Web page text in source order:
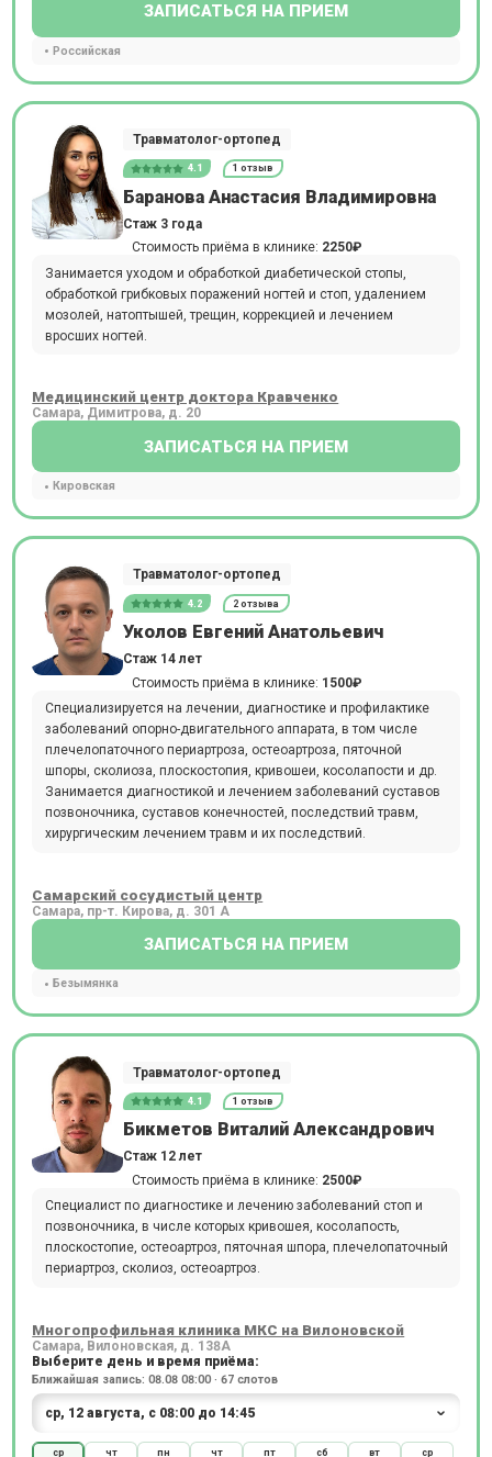
ЗАПИСАТЬСЯ НА ПРИЕМ
Российская
Травматолог-ортопед
4.1 1 отзыв
Баранова Анастасия Владимировна
Стаж 3 года
Стоимость приёма в клинике: 2250₽
Занимается уходом и обработкой диабетической стопы,
обработкой грибковых поражений ногтей и стоп, удалением
мозолей, натоптышей, трещин, коррекцией и лечением
вросших ногтей.
Медицинский центр доктора Кравченко
Самара, Димитрова, д. 20
ЗАПИСАТЬСЯ НА ПРИЕМ
Кировская
Травматолог-ортопед
4.2 2 отзыва
Уколов Евгений Анатольевич
Стаж 14 лет
Стоимость приёма в клинике: 1500₽
Специализируется на лечении, диагностике и профилактике
заболеваний опорно-двигательного аппарата, в том числе
плечелопаточного периартроза, остеоартроза, пяточной
шпоры, сколиоза, плоскостопия, кривошеи, косолапости и др.
Занимается диагностикой и лечением заболеваний суставов
позвоночника, суставов конечностей, последствий травм,
хирургическим лечением травм и их последствий.
Самарский сосудистый центр
Самара, пр-т. Кирова, д. 301 А
ЗАПИСАТЬСЯ НА ПРИЕМ
Безымянка
Травматолог-ортопед
4.1 1 отзыв
Бикметов Виталий Александрович
Стаж 12 лет
Стоимость приёма в клинике: 2500₽
Специалист по диагностике и лечению заболеваний стоп и
позвоночника, в числе которых кривошея, косолапость,
плоскостопие, остеоартроз, пяточная шпора, плечелопаточный
периартроз, сколиоз, остеоартроз.
Многопрофильная клиника МКС на Вилоновской
Самара, Вилоновская, д. 138А
Выберите день и время приёма:
Ближайшая запись: 08.08 08:00 · 67 слотов
ср чт пн чт пт сб вт ср